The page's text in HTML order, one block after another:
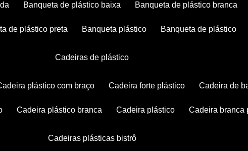
banqueta de plástico baixa banqueta de plástico branca
de plástico preta banqueta plástico banqueta de plástico
cadeiras de plástico
cadeira plástico com braço cadeira forte plástico cadeira de
cadeira plástico branca cadeira plástico cadeira branca
cadeiras plásticas bistrô